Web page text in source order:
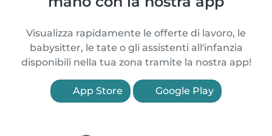
Visualizza rapidamente le offerte di lavoro, le
babysitter, le tate o gli assistenti all'infanzia
disponibili nella tua zona tramite la nostra app!
App Store Google Play